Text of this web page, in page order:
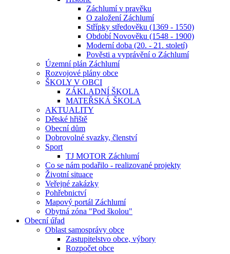
Záchlumí v pravěku
O založení Záchlumí
Střípky středověku (1369 - 1550)
Období Novověku (1548 - 1900)
Moderní doba (20. - 21. století)
Pověsti a vyprávění o Záchlumí
Územní plán Záchlumí
Rozvojové plány obce
ŠKOLY V OBCI
ZÁKLADNÍ ŠKOLA
MATEŘSKÁ ŠKOLA
AKTUALITY
Dětské hřiště
Obecní dům
Dobrovolné svazky, členství
Sport
TJ MOTOR Záchlumí
Co se nám podařilo - realizované projekty
Životní situace
Veřejné zakázky
Pohřebnictví
Mapový portál Záchlumí
Obytná zóna "Pod školou"
Obecní úřad
Oblast samosprávy obce
Zastupitelstvo obce, výbory
Rozpočet obce